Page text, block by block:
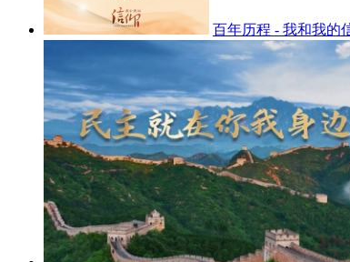
百年历程 - 我和我的